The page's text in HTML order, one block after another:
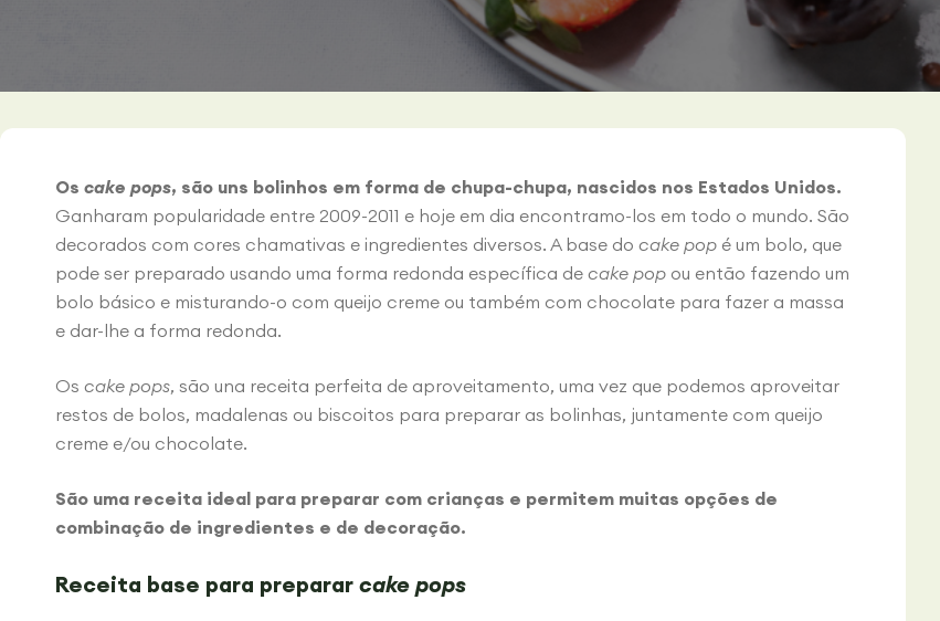
Os cake pops, são uns bolinhos em forma de chupa-chupa, nascidos nos Estados Unidos.
Ganharam popularidade entre 2009-2011 e hoje em dia encontramo-los em todo o mundo. São
decorados com cores chamativas e ingredientes diversos. A base do cake pop é um bolo, que
pode ser preparado usando uma forma redonda específica de cake pop ou então fazendo um
bolo básico e misturando-o com queijo creme ou também com chocolate para fazer a massa
e dar-lhe a forma redonda.
Os cake pops, são una receita perfeita de aproveitamento, uma vez que podemos aproveitar
restos de bolos, madalenas ou biscoitos para preparar as bolinhas, juntamente com queijo
creme e/ou chocolate.
São uma receita ideal para preparar com crianças e permitem muitas opções de
combinação de ingredientes e de decoração.
Receita base para preparar cake pops